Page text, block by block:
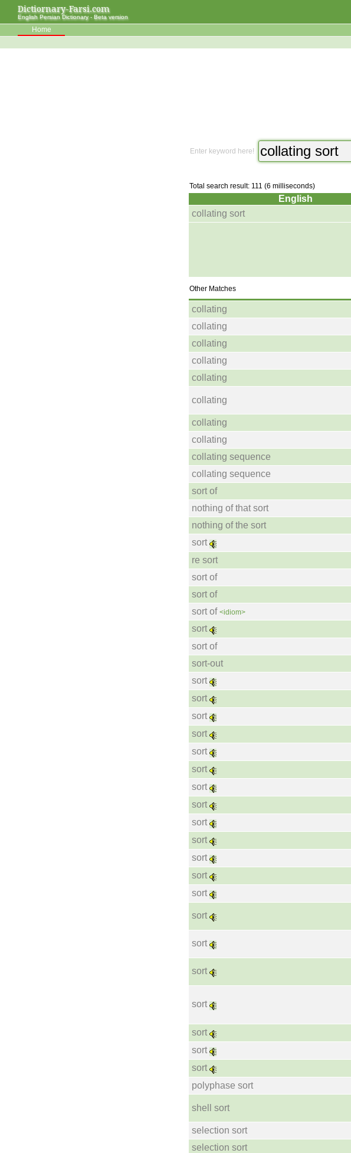
Dictiornary-Farsi.com
English Persian Dictionary - Beta version
Home
Enter keyword here!
Total search result: 111 (6 milliseconds)
English
collating sort
Other Matches
collating
collating
collating
collating
collating
collating
collating
collating
collating sequence
collating sequence
sort of
nothing of that sort
nothing of the sort
sort
re sort
sort of
sort of
sort of <idiom>
sort
sort of
sort-out
sort
sort
sort
sort
sort
sort
sort
sort
sort
sort
sort
sort
sort
sort
sort
sort
sort
sort
sort
sort
polyphase sort
shell sort
selection sort
selection sort